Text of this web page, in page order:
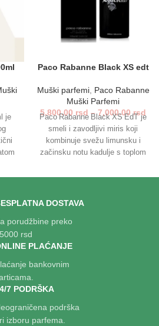
je
i
Paco Rabanne Black XS edt
Muški parfemi, Paco Rabanne
Muški Parfemi
5,800.00 rsd – 7,000.00rsd
Paco Rabanne Black XS EdT je
smeli i zavodljivi miris koji
kombinuje svežu limunsku i
začinsku notu kadulje s toplom
ambra. Idealno za večernje
parfem ističe muževnost i
postojanim tragom.
DOSTAVA
porudžbine preko
rsd
PLAĆANJE
bankovnim
7 PODRŠKA
podrška
izboru parfema.